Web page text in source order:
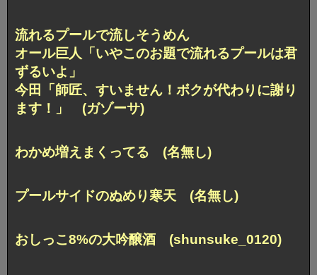
流れるプールで流しそうめん
オール巨人「いやこのお題で流れるプールは君
ずるいよ」
今田「師匠、すいません！ボクが代わりに謝り
ます！」 (ガゾーサ)
わかめ増えまくってる (名無し)
プールサイドのぬめり寒天 (名無し)
おしっこ8%の大吟醸酒 (shunsuke_0120)